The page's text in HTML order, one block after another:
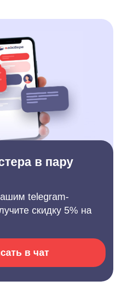
в пару
telegram-
скидку 5% на
в чат